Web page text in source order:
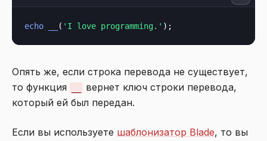
echo ( 'I love programming.'
Опять же, если строка перевода не существует,
то функция
вернет ключ строки перевода,
который ей был передан.
Если вы используете шаблонизатор Blade, то вы